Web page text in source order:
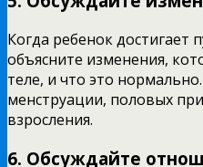
Когда ребенок достигает
объясните изменения,
теле, и что это
менструации, половых
взросления.
6. Обсуждайте